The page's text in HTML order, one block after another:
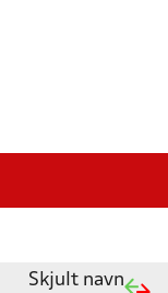
Skjult navn